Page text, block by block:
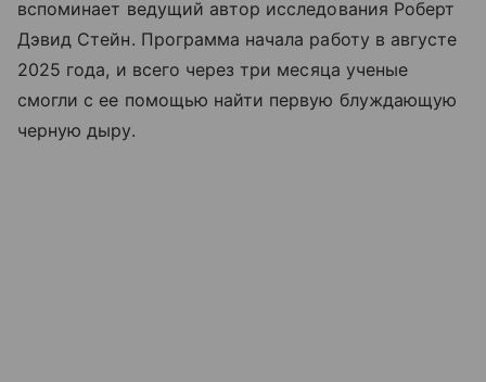
вспоминает ведущий автор исследования Роберт
Дэвид Стейн. Программа начала работу в августе
2025 года, и всего через три месяца ученые
смогли с ее помощью найти первую блуждающую
черную дыру.